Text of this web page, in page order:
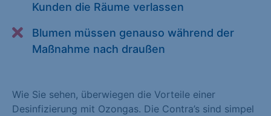
Kunden die Räume verlassen
Blumen müssen genauso während der
Maßnahme nach draußen
Wie Sie sehen, überwiegen die Vorteile einer
Desinfizierung mit Ozongas. Die Contra’s sind simpel
Alle akzeptieren Speichern
Zurück
Essenzielle Cookies ermöglichen grundlegende Funktionen und
sind für die einwandfreie Funktion der Website erforderlich.